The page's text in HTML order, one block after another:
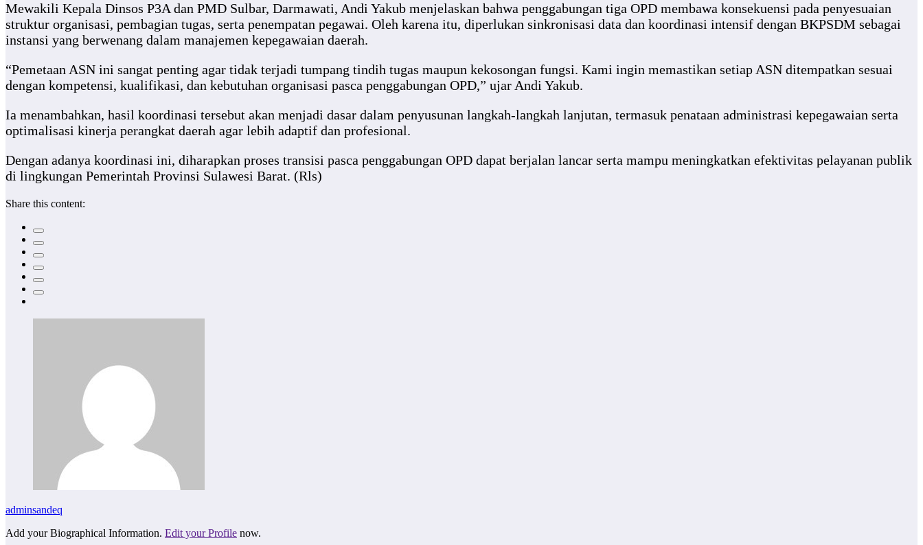
Mewakili Kepala Dinsos P3A dan PMD Sulbar, Darmawati, Andi Yakub menjelaskan bahwa penggabungan tiga OPD membawa konsekuensi pada penyesuaian
struktur organisasi, pembagian tugas, serta penempatan pegawai. Oleh karena itu, diperlukan sinkronisasi data dan koordinasi intensif dengan BKPSDM sebagai
instansi yang berwenang dalam manajemen kepegawaian daerah.
“Pemetaan ASN ini sangat penting agar tidak terjadi tumpang tindih tugas maupun kekosongan fungsi. Kami ingin memastikan setiap ASN ditempatkan sesuai
dengan kompetensi, kualifikasi, dan kebutuhan organisasi pasca penggabungan OPD,” ujar Andi Yakub.
Ia menambahkan, hasil koordinasi tersebut akan menjadi dasar dalam penyusunan langkah-langkah lanjutan, termasuk penataan administrasi kepegawaian serta
optimalisasi kinerja perangkat daerah agar lebih adaptif dan profesional.
Dengan adanya koordinasi ini, diharapkan proses transisi pasca penggabungan OPD dapat berjalan lancar serta mampu meningkatkan efektivitas pelayanan publik
di lingkungan Pemerintah Provinsi Sulawesi Barat. (Rls)
Share this content:
adminsandeq
Add your Biographical Information. Edit your Profile now.